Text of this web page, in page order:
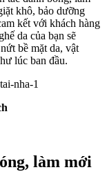
khô, bảo dưỡng
kết với khách hàng
da của bạn sẽ
bề mặt da, vật
lúc ban đầu.
làm mới